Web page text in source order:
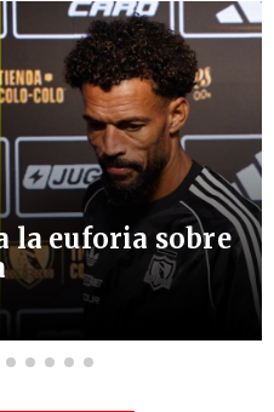
la euforia sobre